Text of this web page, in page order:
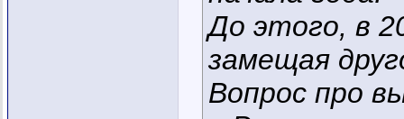
До этого, в
замещая
Вопрос про